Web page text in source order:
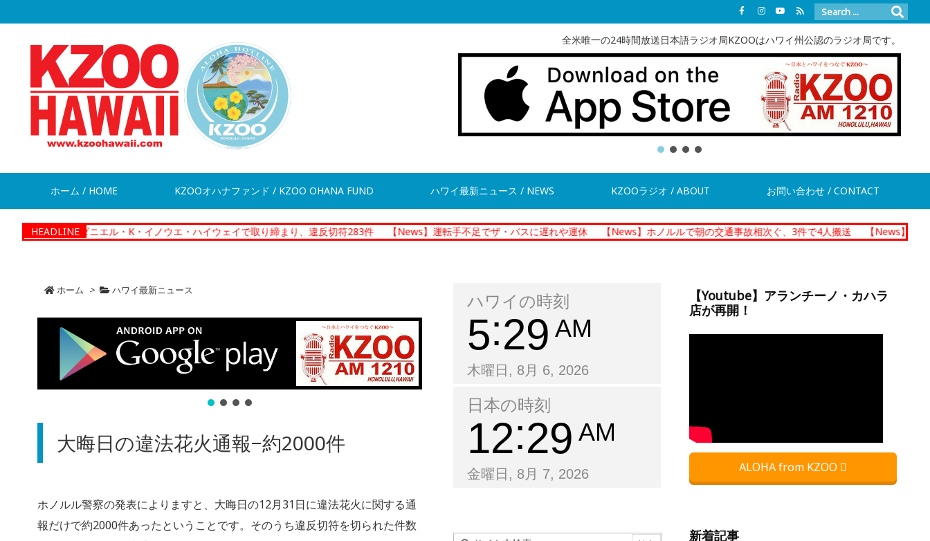
全米唯一の24時間放送日本語ラジオ局KZOOはハワイ州公認のラジオ局です。
ホーム / HOME KZOOオハナファンド / KZOO OHANA FUND ハワイ最新ニュース / NEWS KZOOラジオ / ABOUT お問い合わせ / CONTACT
HEADLINE
】ダニエル・K・イノウエ・ハイウェイで取り締まり、違反切符283件 【News】運転手不足でザ・バスに遅れや運休 【News】ホノルルで朝の交通事故相次ぐ、3件で4人搬送 【News】ダニエル・K・
ホーム > ハワイ最新ニュース
大晦日の違法花火通報−約2000件
ホノルル警察の発表によりますと、大晦日の12月31日に違法花火に関する通
報だけで約2000件あったということです。そのうち違反切符を切られた件数
ハワイの時刻
5 29 AM
木曜日, 8月 6, 2026
日本の時刻
12 29 AM
金曜日, 8月 7, 2026
【Youtube】アランチーノ・カハラ
店が再開！
ALOHA from KZOO
新着記事